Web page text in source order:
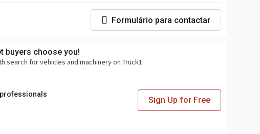
Formulário para contactar
buyers choose you!
search for vehicles and machinery on Truck1.
Sign Up for Free